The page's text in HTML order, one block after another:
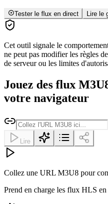
Tester le flux en direct Lire le
Cet outil signale le
ne peut pas modifier les règles
de serveur ou les limites
Jouez des flux
votre navigateur
Lire
Collez une URL M3U8 pour
Prend en charge les flux HLS